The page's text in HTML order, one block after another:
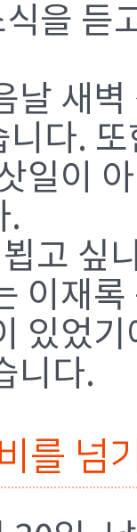
을 듣
날 새
다.
일이
.
고 싶
이재
있었
니다.
를 넘